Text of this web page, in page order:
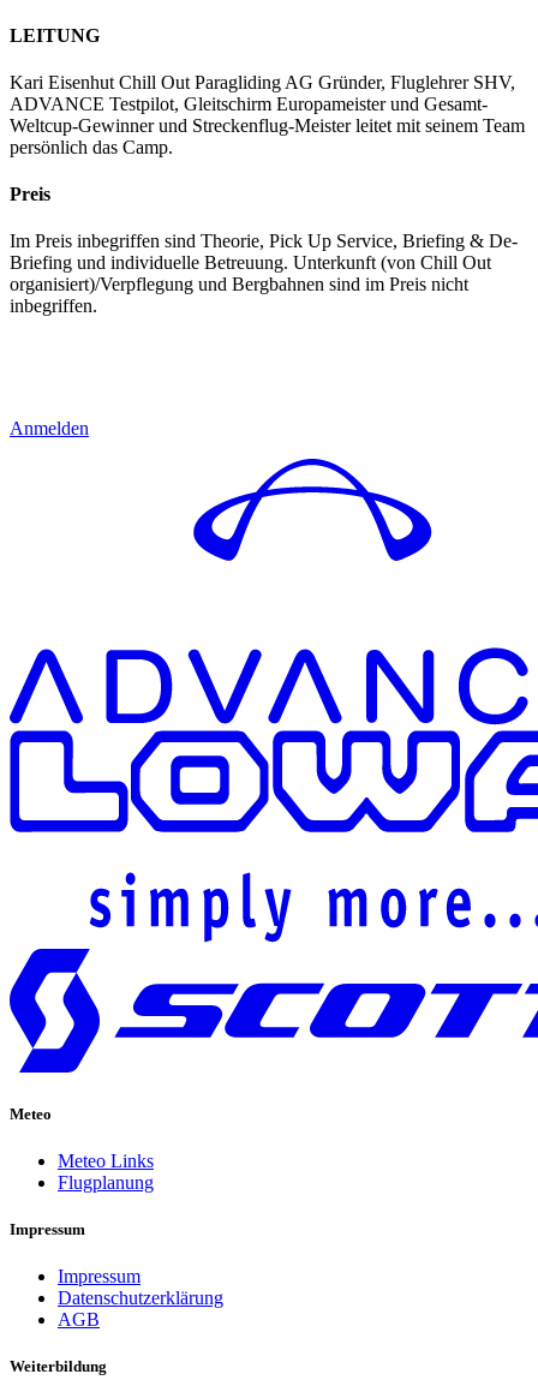
LEITUNG
Kari Eisenhut Chill Out Paragliding AG Gründer, Fluglehrer SHV,
ADVANCE Testpilot, Gleitschirm Europameister und Gesamt-
Weltcup-Gewinner und Streckenflug-Meister leitet mit seinem Team
persönlich das Camp.
Preis
Im Preis inbegriffen sind Theorie, Pick Up Service, Briefing & De-
Briefing und individuelle Betreuung. Unterkunft (von Chill Out
organisiert)/Verpflegung und Bergbahnen sind im Preis nicht
inbegriffen.
Anmelden
Meteo
Meteo Links
Flugplanung
Impressum
Impressum
Datenschutzerklärung
AGB
Weiterbildung